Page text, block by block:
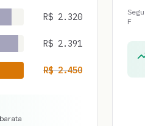
R$ 2.320
R$ 2.391
R$2.450
F